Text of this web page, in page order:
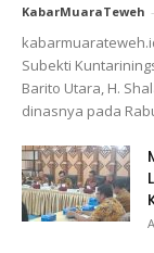
KabarMuaraTeweh -
Subekti
Barito Utara, H.
dinasnya pada